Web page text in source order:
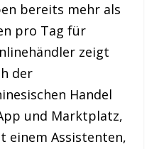
bereits mehr als
pro Tag für
zeigt
der
Handel
und Marktplatz,
einem Assistenten,